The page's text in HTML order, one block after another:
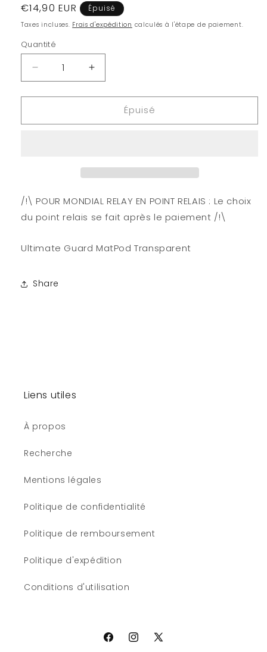
Prix
habituel
€14,90 EUR Épuisé
Taxes incluses. Frais d'expédition calculés à l'étape de paiement.
Quantité
Quantité
Réduire
la
quantité
Ultimate
Augmenter
la
quantité
Ultimate
Épuisé
/!\ POUR MONDIAL RELAY EN POINT RELAIS : Le choix
du point relais se fait après le paiement /!\
Ultimate Guard MatPod Transparent
Share
Liens utiles
À propos
Recherche
Mentions légales
Politique de confidentialité
Politique de remboursement
Politique d'expédition
Conditions d'utilisation
FacebookInstagram
X